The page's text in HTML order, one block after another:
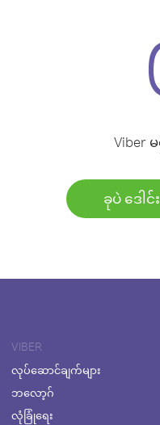
Viber
ခုပဲ ဒေ
VIBER
လုပ်ဆောင်ချက်များ
ဘလော့ဂ်
လုံခြုံရေး